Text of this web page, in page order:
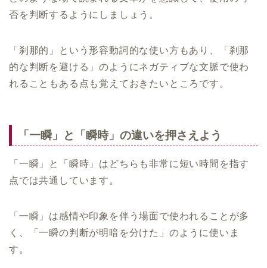
否を判断するようにしましょう。
「刹那的」という形容動詞的な使い方もあり、「刹那
的な判断を避ける」のようにネガティブな文脈で使わ
れることもある点も覚えておきたいところです。
「一瞬」と「瞬時」の違いを押さえよう
「一瞬」と「瞬時」はどちらも非常に短い時間を指す
点では共通しています。
「一瞬」は感情や印象を伴う場面で使われることが多
く、「一瞬の判断が明暗を分けた」のように使いま
す。